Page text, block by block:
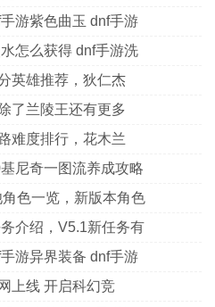
游紫色曲玉 dnf手游
怎么获得 dnf手游洗
英雄推荐，狄仁杰
了兰陵王还有更多
难度排行，花木兰
基尼奇一图流养成攻略
色一览，新版本角色
介绍，V5.1新任务有
游异界装备 dnf手游
上线 开启科幻竞